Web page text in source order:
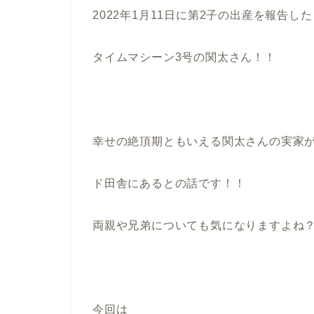
2022年1月11日に第2子の出産を報告した
タイムマシーン3号の関太さん！！
幸せの絶頂期ともいえる関太さんの実家
ド田舎にあるとの話です！！
両親や兄弟についても気になりますよね
今回は